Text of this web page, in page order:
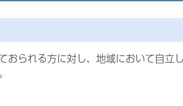
られる方に対し、地域において自立